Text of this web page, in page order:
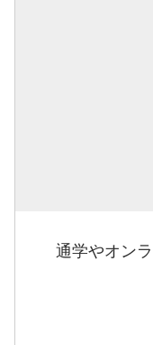
通学やオン